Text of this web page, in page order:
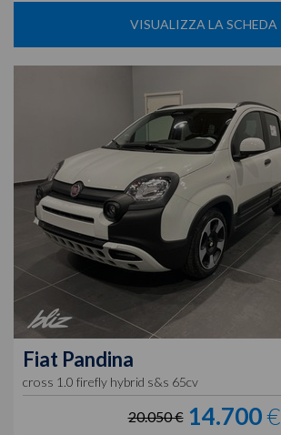
VISUALIZZA LA SCHEDA
Fiat Pandina
cross 1.0 firefly hybrid s&s 65cv
20.050 € 14.700€